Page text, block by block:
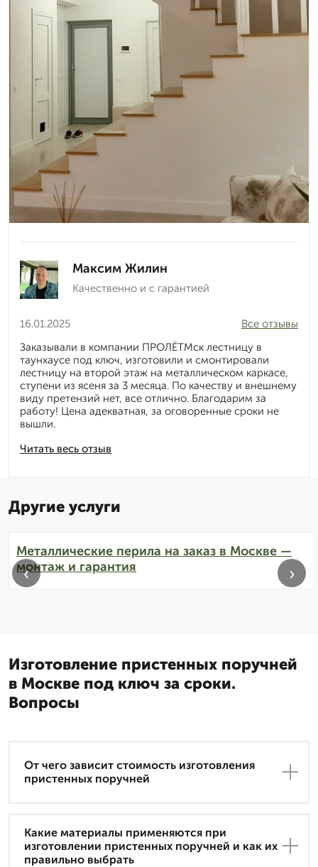
Максим Жилин
Качественно и с гарантией
16.01.2025
Читать весь отзыв
Все отзывы
Заказывали в компании ПРОЛЁТМск лестницу в
таунхаусе под ключ, изготовили и смонтировали
лестницу на второй этаж на металлическом каркасе,
ступени из ясеня за 3 месяца. По качеству и внешнему
виду претензий нет, все отлично. Благодарим за
работу! Цена адекватная, за оговоренные сроки не
вышли.
Другие услуги
Металлические перила на заказ в Москве —
монтаж и гарантия
‹ ›
Изготовление пристенных поручней
в Москве под ключ за сроки.
Вопросы
От чего зависит стоимость изготовления
пристенных поручней
Какие материалы применяются при
изготовлении пристенных поручней и как их
правильно выбрать